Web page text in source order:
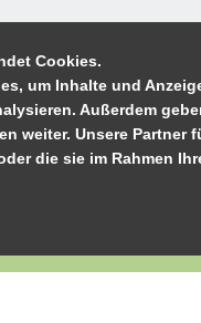
Cookies.
um Inhalte und
Außerdem
weiter. Unsere Partner
die sie im Rahmen